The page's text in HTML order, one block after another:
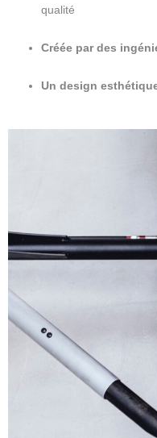
qualité
Créée par des
Un design